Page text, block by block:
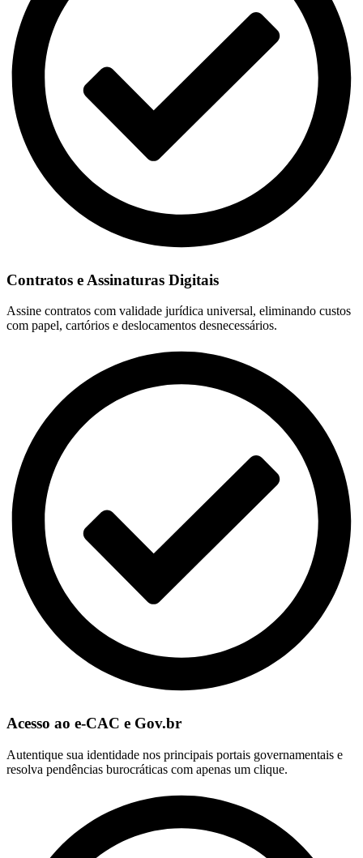
Contratos e Assinaturas Digitais
Assine contratos com validade jurídica universal, eliminando custos
com papel, cartórios e deslocamentos desnecessários.
Acesso ao e-CAC e Gov.br
Autentique sua identidade nos principais portais governamentais e
resolva pendências burocráticas com apenas um clique.